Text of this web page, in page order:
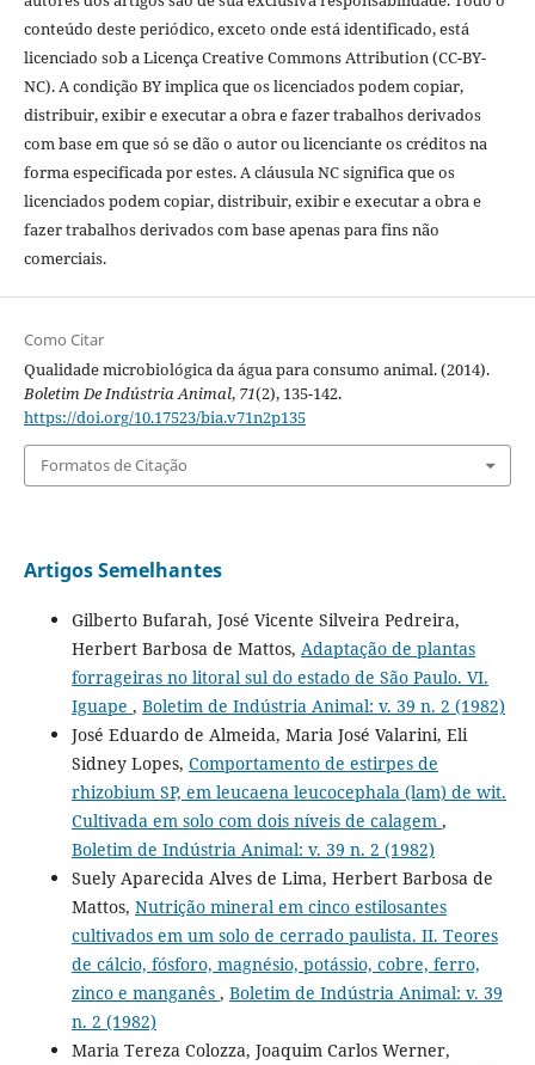
conteúdo deste periódico, exceto onde está identificado, está
licenciado sob a Licença Creative Commons Attribution (CC-BY-
NC). A condição BY implica que os licenciados podem copiar,
distribuir, exibir e executar a obra e fazer trabalhos derivados
com base em que só se dão o autor ou licenciante os créditos na
forma especificada por estes. A cláusula NC significa que os
licenciados podem copiar, distribuir, exibir e executar a obra e
fazer trabalhos derivados com base apenas para fins não
comerciais.
Como Citar
Qualidade microbiológica da água para consumo animal. (2014).
Boletim De Indústria Animal, 71(2), 135-142.
https://doi.org/10.17523/bia.v71n2p135
Formatos de Citação
Artigos Semelhantes
Gilberto Bufarah, José Vicente Silveira Pedreira,
Herbert Barbosa de Mattos, Adaptação de plantas
forrageiras no litoral sul do estado de São Paulo. VI.
Iguape , Boletim de Indústria Animal: v. 39 n. 2 (1982)
José Eduardo de Almeida, Maria José Valarini, Eli
Sidney Lopes, Comportamento de estirpes de
rhizobium SP, em leucaena leucocephala (lam) de wit.
Cultivada em solo com dois níveis de calagem ,
Boletim de Indústria Animal: v. 39 n. 2 (1982)
Suely Aparecida Alves de Lima, Herbert Barbosa de
Mattos, Nutrição mineral em cinco estilosantes
cultivados em um solo de cerrado paulista. II. Teores
de cálcio, fósforo, magnésio, potássio, cobre, ferro,
zinco e manganês , Boletim de Indústria Animal: v. 39
n. 2 (1982)
Maria Tereza Colozza, Joaquim Carlos Werner,